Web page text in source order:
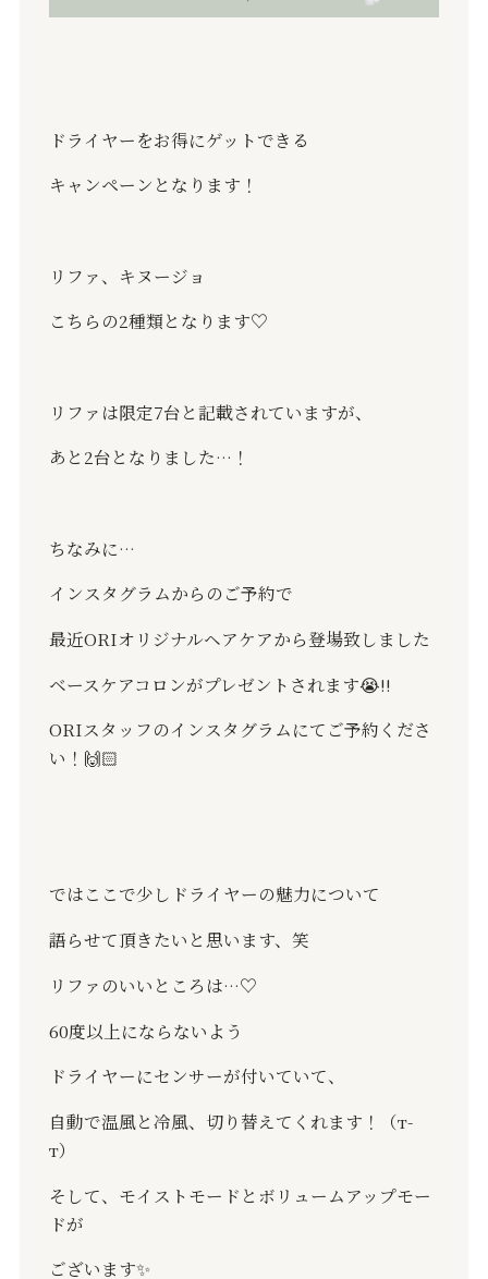
ドライヤーをお得にゲットできる
キャンペーンとなります！
リファ、キヌージョ
こちらの2種類となります♡
リファは限定7台と記載されていますが、
あと 2台となりました… ！
ちなみに…
インスタグラムからのご予約で
最近ORIオリジナルヘアケアから登場致しました
ベースケアコロンがプレゼントされます😭‼️
ORIスタッフのインスタグラムにてご予約くださ
い！ 🙌🏻
ではここで少しドライヤーの魅力について
語らせて頂きたいと思います、笑
リファのいいところは…♡
60度以上にならないよう
ドライヤーにセンサーが付いていて、
自動で温風と冷風、切り替えてくれます！（т-
т）
そして、モイストモードとボリュームアップモー
ドが
ございます✨